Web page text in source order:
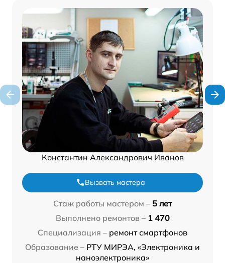
Константин Александрович Иванов
Вызвать мастера
Стаж работы мастером – 5 лет
Выполнено ремонтов – 1 470
Специализация – ремонт смартфонов
Образование – РТУ МИРЭА, «Электроника и
наноэлектроника»